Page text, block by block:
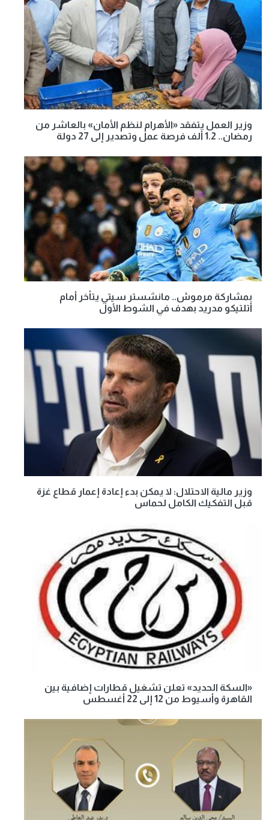
وزير العمل يتفقد «الأهرام لنظم الأمان» بالعاشر من
رمضان.. 1.2 ألف فرصة عمل وتصدير إلى 27 دولة
بمشاركة مرموش.. مانشستر سيتي يتأخر أمام
أتلتيكو مدريد بهدف في الشوط الأول
وزير مالية الاحتلال: لا يمكن بدء إعادة إعمار قطاع غزة
قبل التفكيك الكامل لحماس
«السكة الحديد» تعلن تشغيل قطارات إضافية بين
القاهرة وأسيوط من 12 إلى 22 أغسطس